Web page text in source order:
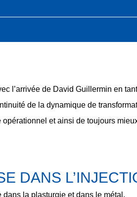
l’arrivée de David Guillermin en
de la dynamique de
et ainsi de toujours
DANS
dans la plasturgie et dans le métal.